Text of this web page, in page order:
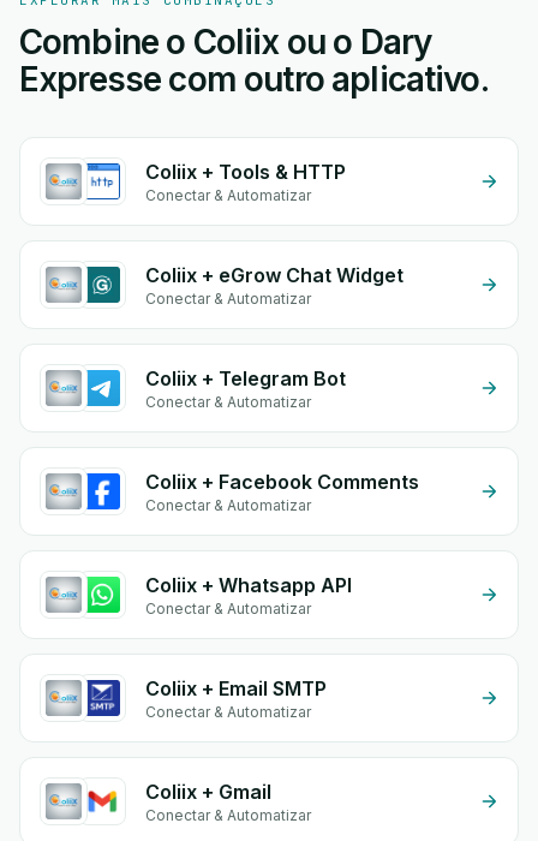
Combine o Coliix ou o Dary
Expresse com outro aplicativo.
Coliix + Tools & HTTP
Conectar & Automatizar
Coliix + eGrow Chat Widget
Conectar & Automatizar
Coliix + Telegram Bot
Conectar & Automatizar
Coliix + Facebook Comments
Conectar & Automatizar
Coliix + Whatsapp API
Conectar & Automatizar
Coliix + Email SMTP
Conectar & Automatizar
Coliix + Gmail
Conectar & Automatizar